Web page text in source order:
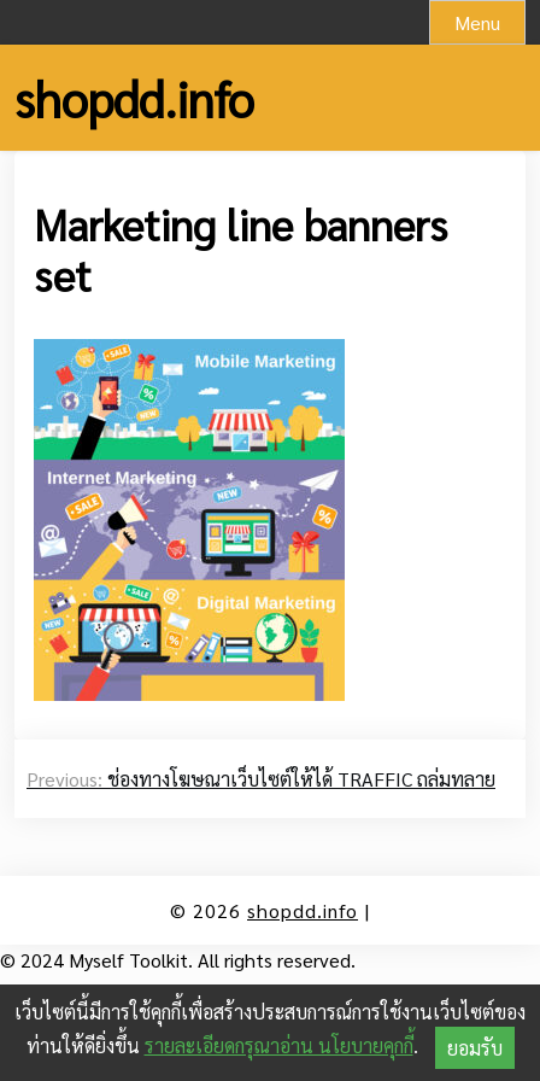
to
content
Menu
shopdd.info
Marketing line banners
set
navigation
Previous: ช่องทางโฆษณาเว็บไซต์ให้ได้ TRAFFIC ถล่มทลาย
© 2026 shopdd.info |
© 2024 Myself Toolkit. All rights reserved.
เว็บไซต์นี้มีการใช้คุกกี้เพื่อสร้างประสบการณ์การใช้งานเว็บไซต์ของ
ท่านให้ดียิ่งขึ้น รายละเอียดกรุณาอ่าน นโยบายคุกกี้. ยอมรับ